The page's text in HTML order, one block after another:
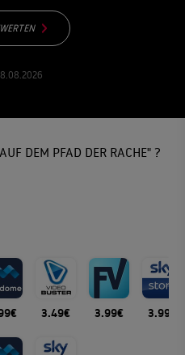
DEM PFAD DER RACHE" ?
3.49€ 3.99€ 3.99€